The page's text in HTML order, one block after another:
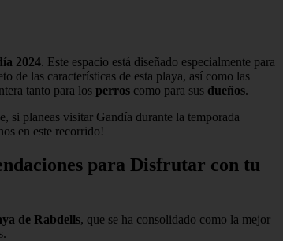
2024. Este espacio está diseñado especialmente para
de las características de esta playa, así como las
tanto para los perros como para sus dueños.
si planeas visitar Gandía durante la temporada
en este recorrido!
para Disfrutar con tu
de Rabdells, que se ha consolidado como la mejor